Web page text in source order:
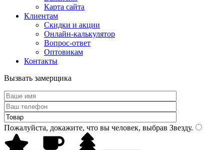
Карта сайта
Клиентам
Скидки и акции
Онлайн-калькулятор
Вопрос-ответ
Оптовикам
Контакты
Вызвать замерщика
Пожалуйста, докажите, что вы человек, выбрав Звезду.